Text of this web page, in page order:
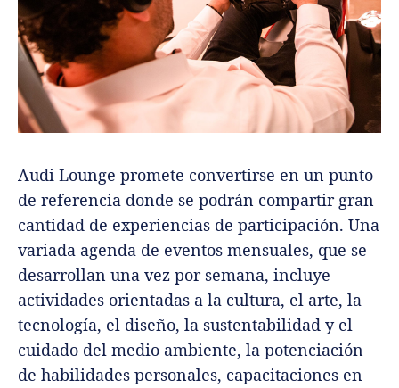
Audi Lounge promete convertirse en un punto
de referencia donde se podrán compartir gran
cantidad de experiencias de participación. Una
variada agenda de eventos mensuales, que se
desarrollan una vez por semana, incluye
actividades orientadas a la cultura, el arte, la
tecnología, el diseño, la sustentabilidad y el
cuidado del medio ambiente, la potenciación
de habilidades personales, capacitaciones en